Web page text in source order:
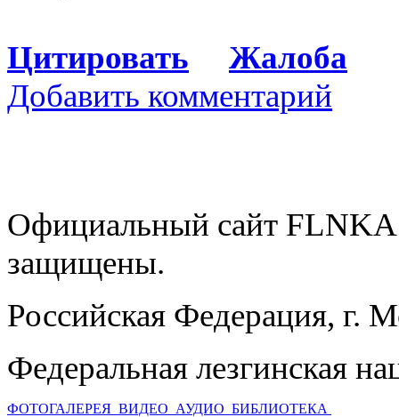
Цитировать
Жалоба
Добавить комментарий
Официальный сайт
защищены.
Российская Федерация, г.
Федеральная лезгинская
ФОТОГАЛЕРЕЯ ВИДЕО АУДИО БИБЛИОТЕКА